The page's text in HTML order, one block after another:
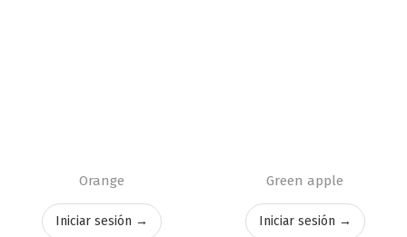
Orange
Iniciar sesión →
Green apple
Iniciar sesión →